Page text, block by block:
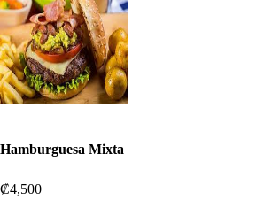
Hamburguesa Mixta
₡4,500